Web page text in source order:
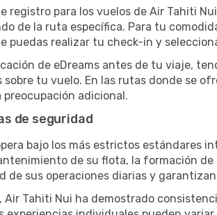
registro para los vuelos de Air Tahiti
de la ruta específica. Para tu
puedas realizar tu check-in y
de eDreams antes de tu viaje,
tu vuelo. En las rutas donde se
adicional.
de seguridad
bajo los más estrictos estándares
de su flota, la formación
de sus operaciones diarias y
Air Tahiti Nui ha demostrado